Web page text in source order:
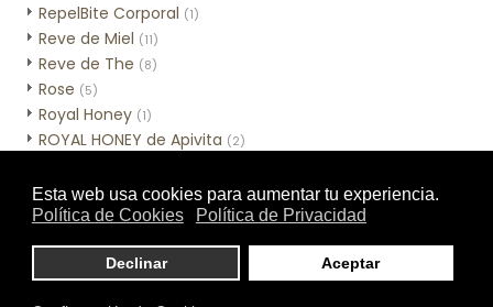
RepelBite Corporal (1)
Reve de Miel (11)
Reve de The (8)
Rose (5)
Royal Honey (1)
ROYAL HONEY de Apivita (2)
Sebamed Higiene (10)
Sensinol Corporal (2)
SESCACAY (3)
Skincare de MIA Cosmétics